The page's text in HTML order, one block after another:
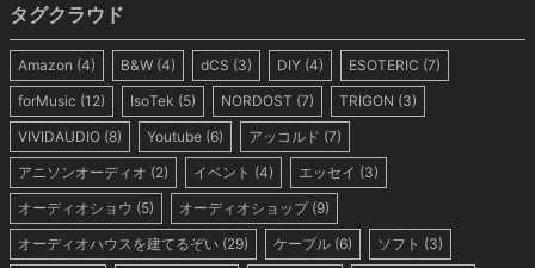
タグクラウド
Amazon (4) B&W (4) dCS (3) DIY (4) ESOTERIC (7)
forMusic (12) IsoTek (5) NORDOST (7) TRIGON (3)
VIVIDAUDIO (8) Youtube (6) アッコルド (7)
アニソンオーディオ (2) イベント (4) エッセイ (3)
オーディオショウ (5) オーディオショップ(9)
オーディオハウスを建てるぞい (29) ケーブル (6) ソフト (3)